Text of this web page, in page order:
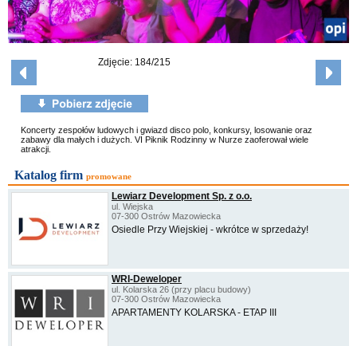
Zdjęcie: 184/215
Koncerty zespołów ludowych i gwiazd disco polo, konkursy, losowanie oraz
zabawy dla małych i dużych. VI Piknik Rodzinny w Nurze zaoferował wiele
atrakcji.
Katalog firm promowane
Lewiarz Development Sp. z o.o.
ul. Wiejska
07-300 Ostrów Mazowiecka
Osiedle Przy Wiejskiej - wkrótce w sprzedaży!
WRI-Deweloper
ul. Kolarska 26 (przy placu budowy)
07-300 Ostrów Mazowiecka
APARTAMENTY KOLARSKA - ETAP III